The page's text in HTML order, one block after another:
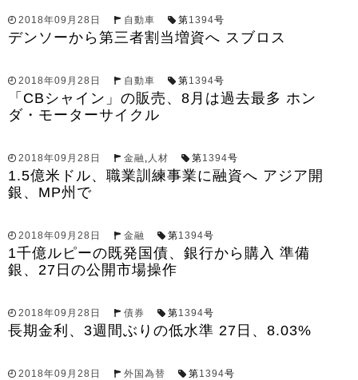
2018年09月28日 自動車 第1394号
デンソーから第三者割当増資へ スブロス
2018年09月28日 自動車 第1394号
「CBシャイン」の販売、8月は過去最多 ホン
ダ・モーターサイクル
2018年09月28日 金融, 人材 第1394号
1.5億米ドル、職業訓練事業に融資へ アジア開
銀、MP州で
2018年09月28日 金融 第1394号
1千億ルピーの既発国債、銀行から購入 準備
銀、27日の公開市場操作
2018年09月28日 債券 第1394号
長期金利、3週間ぶりの低水準 27日、8.03%
2018年09月28日 外国為替 第1394号